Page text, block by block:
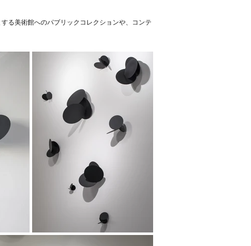
る美術館へのパブリックコレクションや、コンテ